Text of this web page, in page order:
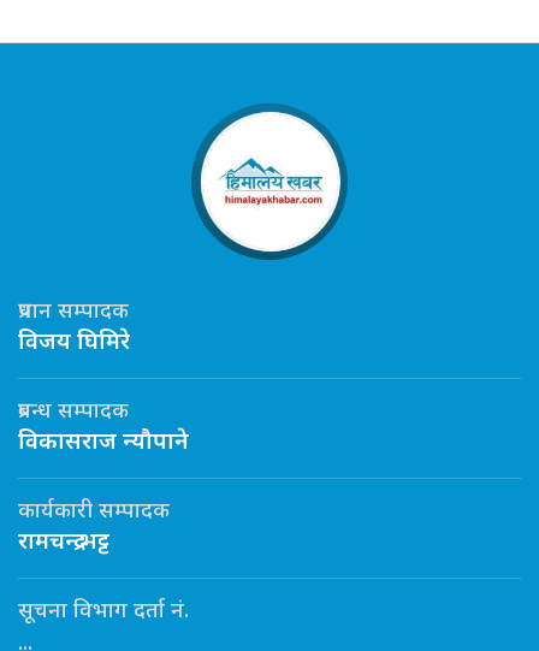
प्रधान सम्पादक
विजय घिमिरे
प्रबन्ध सम्पादक
विकासराज न्यौपाने
कार्यकारी सम्पादक
रामचन्द्र भट्ट
सूचना विभाग दर्ता नं.
...